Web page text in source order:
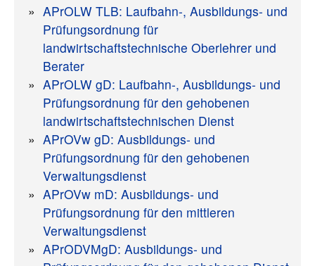
APrOLW TLB: Laufbahn-, Ausbildungs- und
Prüfungsordnung für
landwirtschaftstechnische Oberlehrer und
Berater
APrOLW gD: Laufbahn-, Ausbildungs- und
Prüfungsordnung für den gehobenen
landwirtschaftstechnischen Dienst
APrOVw gD: Ausbildungs- und
Prüfungsordnung für den gehobenen
Verwaltungsdienst
APrOVw mD: Ausbildungs- und
Prüfungsordnung für den mittleren
Verwaltungsdienst
APrODVMgD: Ausbildungs- und